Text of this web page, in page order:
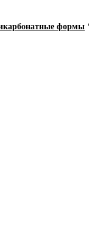
формы